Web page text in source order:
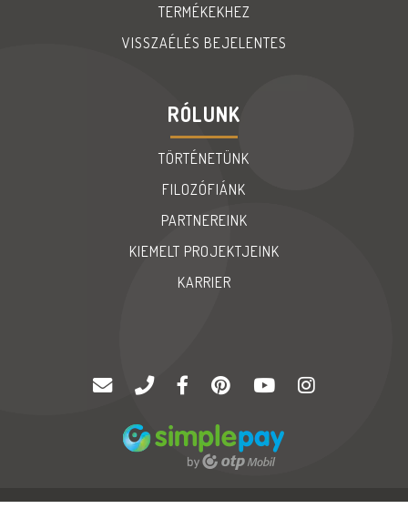
TERMÉKEKHEZ
VISSZAÉLÉS BEJELENTES
RÓLUNK
TÖRTÉNETÜNK
FILOZÓFIÁNK
PARTNEREINK
KIEMELT PROJEKTJEINK
KARRIER